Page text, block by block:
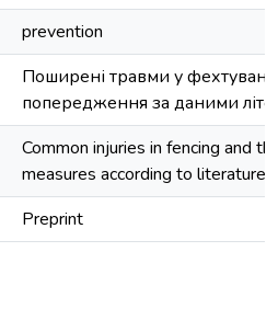
prevention
Поширені травми у
попередження за даними
Common injuries in fencing and
measures according to literature
Preprint